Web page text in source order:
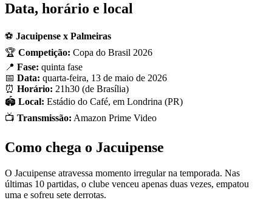
Data, horário e local
⚽ Jacuipense x Palmeiras
🏆 Competição: Copa do Brasil 2026
📍 Fase: quinta fase
📅 Data: quarta-feira, 13 de maio de 2026
⏰ Horário: 21h30 (de Brasília)
🏟️ Local: Estádio do Café, em Londrina (PR)
📺 Transmissão: Amazon Prime Video
Como chega o Jacuipense
O Jacuipense atravessa momento irregular na temporada. Nas
últimas 10 partidas, o clube venceu apenas duas vezes, empatou
uma e sofreu sete derrotas.